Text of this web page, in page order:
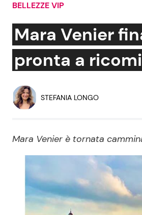
Social News
News dal mondo
BELLEZZE VIP
Mara Venier
pronta a
STEFANIA LONGO
Mara Venier è tornata